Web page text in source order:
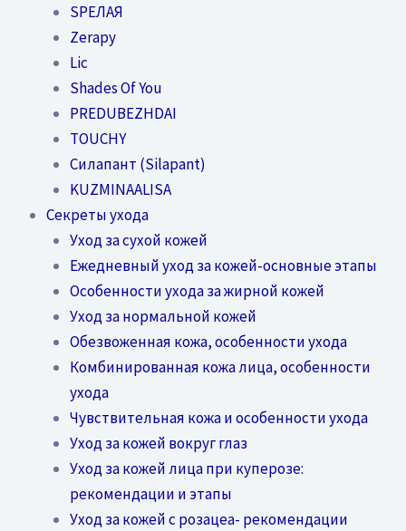
SPEЛАЯ
Zerapy
Lic
Shades Of You
PREDUBEZHDAI
TOUCHY
Силапант (Silapant)
KUZMINAALISA
Секреты ухода
Уход за сухой кожей
Ежедневный уход за кожей-основные этапы
Особенности ухода за жирной кожей
Уход за нормальной кожей
Обезвоженная кожа, особенности ухода
Комбинированная кожа лица, особенности
ухода
Чувствительная кожа и особенности ухода
Уход за кожей вокруг глаз
Уход за кожей лица при куперозе:
рекомендации и этапы
Уход за кожей с розацеа- рекомендации